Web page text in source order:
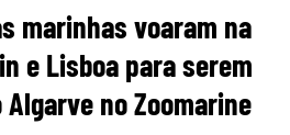
marinhas voaram na
e Lisboa para serem
no Zoomarine